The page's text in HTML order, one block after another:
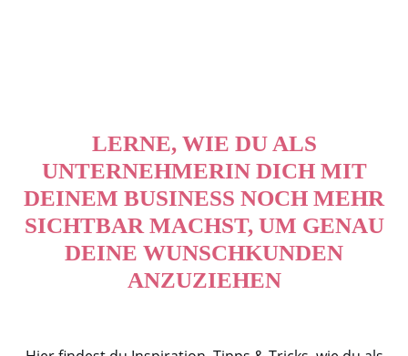
LERNE, WIE DU ALS
UNTERNEHMERIN DICH MIT
DEINEM BUSINESS NOCH MEHR
SICHTBAR MACHST, UM GENAU
DEINE WUNSCHKUNDEN
ANZUZIEHEN